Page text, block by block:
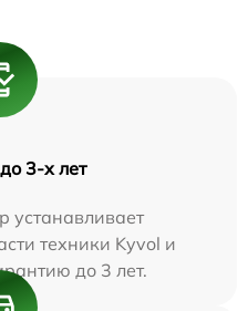
3-х лет
устанавливает
техники Kyvol и
до 3 лет.